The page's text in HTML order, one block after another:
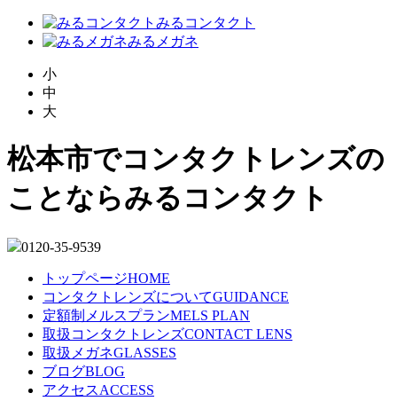
みるコンタクト
みるメガネ
小
中
大
松本市でコンタクトレンズの
ことならみるコンタクト
0120-35-9539
トップページHOME
コンタクトレンズについてGUIDANCE
定額制メルスプランMELS PLAN
取扱コンタクトレンズCONTACT LENS
取扱メガネGLASSES
ブログBLOG
アクセスACCESS